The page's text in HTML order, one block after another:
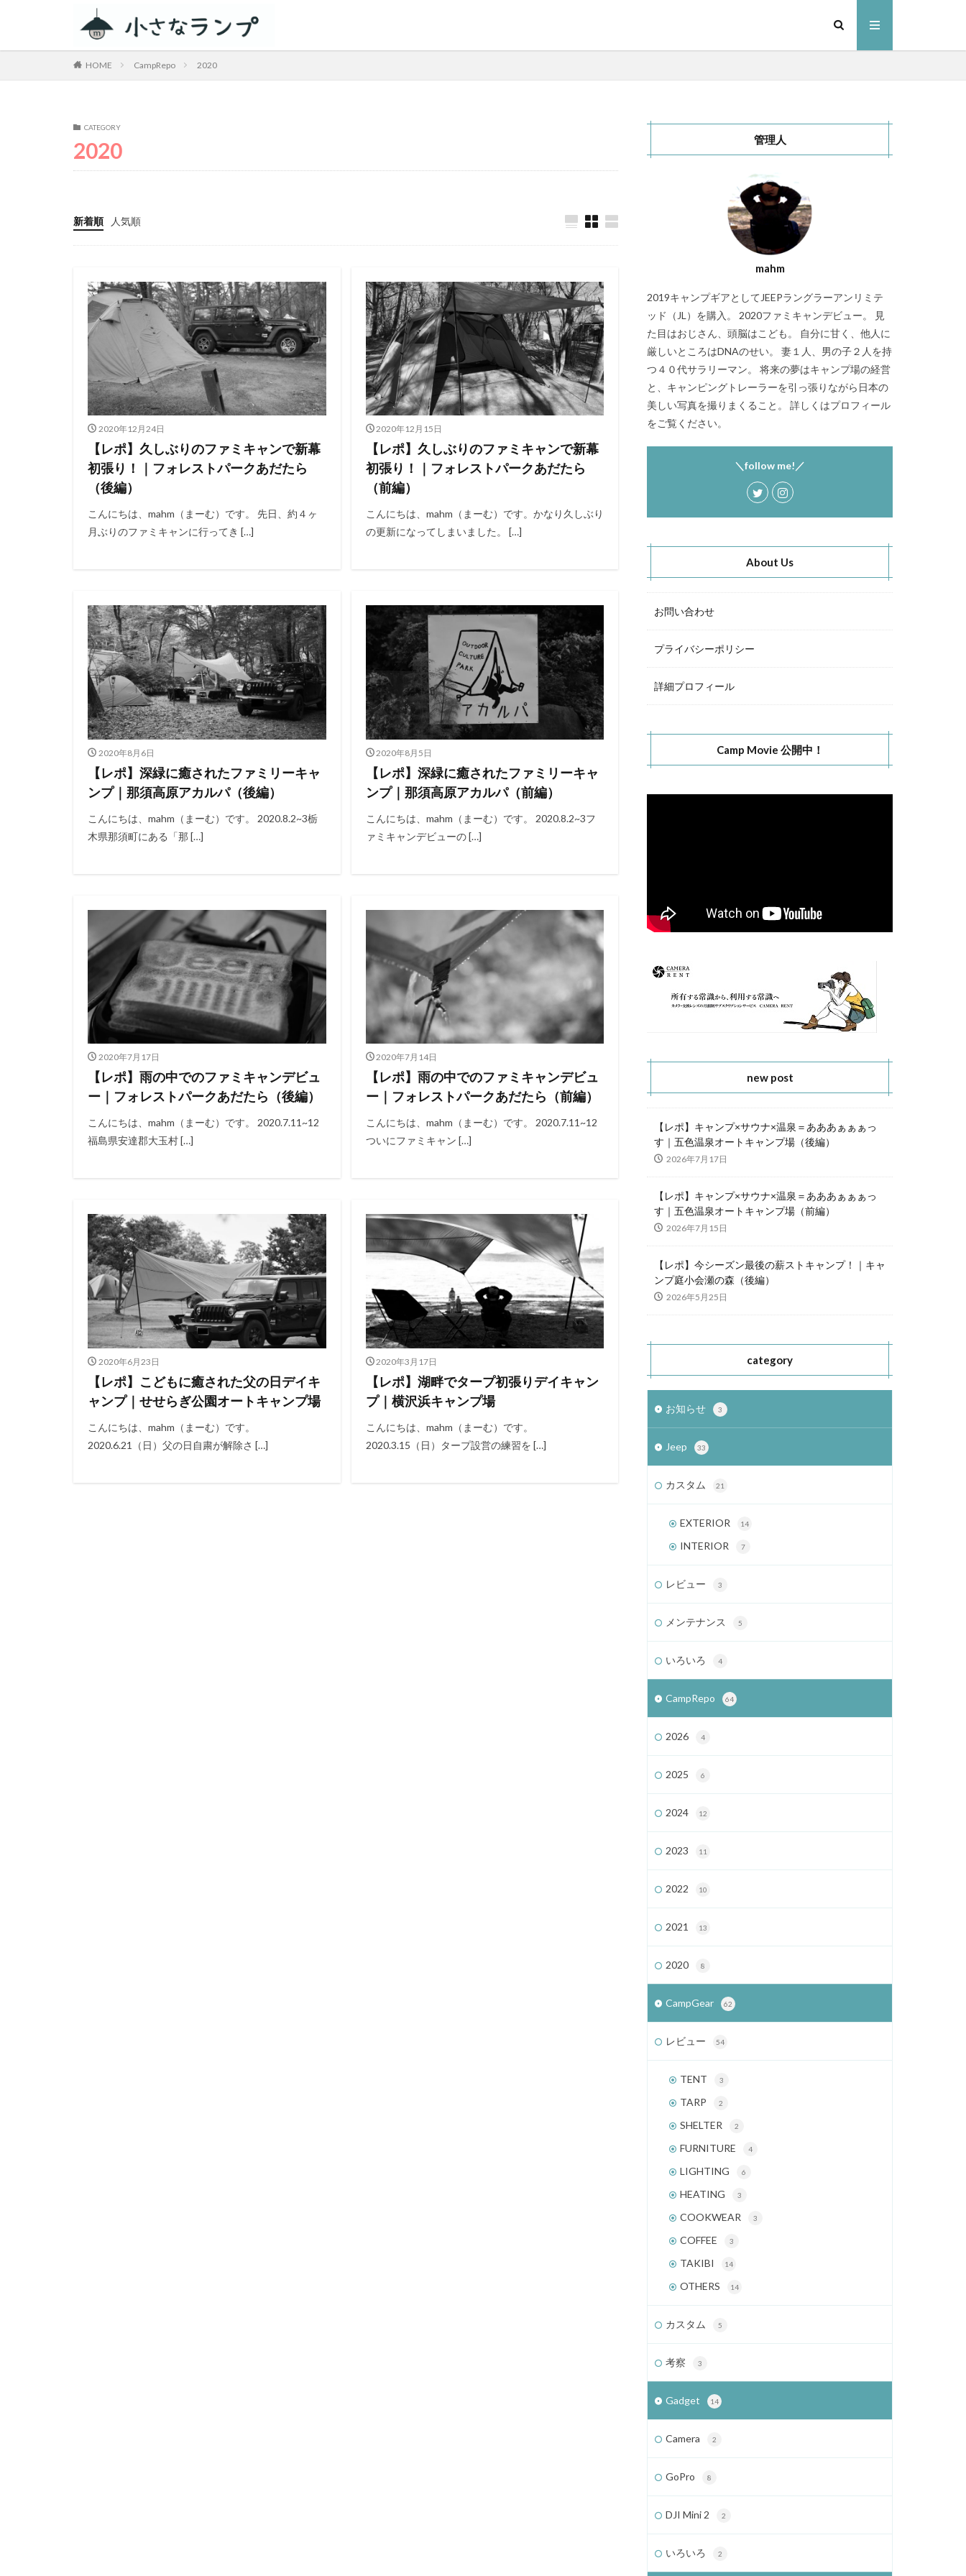
HOME CampRepo 2020
CATEGORY
2020
新着順 人気順
2020年12月24日
【レポ】久しぶりのファミキャンで新幕
初張り！｜フォレストパークあだたら
（後編）
こんにちは、mahm（まーむ）です。 先日、約４ヶ
月ぶりのファミキャンに行ってき […]
2020年12月15日
【レポ】久しぶりのファミキャンで新幕
初張り！｜フォレストパークあだたら
（前編）
こんにちは、mahm（まーむ）です。かなり久しぶり
の更新になってしまいました。 […]
2020年8月6日
【レポ】深緑に癒されたファミリーキャ
ンプ｜那須高原アカルパ（後編）
こんにちは、mahm（まーむ）です。 2020.8.2~3栃
木県那須町にある「那 […]
2020年8月5日
【レポ】深緑に癒されたファミリーキャ
ンプ｜那須高原アカルパ（前編）
こんにちは、mahm（まーむ）です。 2020.8.2~3フ
ァミキャンデビューの […]
2020年7月17日
【レポ】雨の中でのファミキャンデビュ
ー｜フォレストパークあだたら（後編）
こんにちは、mahm（まーむ）です。 2020.7.11~12
福島県安達郡大玉村 […]
2020年7月14日
【レポ】雨の中でのファミキャンデビュ
ー｜フォレストパークあだたら（前編）
こんにちは、mahm（まーむ）です。 2020.7.11~12
ついにファミキャン […]
2020年6月23日
【レポ】こどもに癒された父の日デイキ
ャンプ｜せせらぎ公園オートキャンプ場
こんにちは、mahm（まーむ）です。
2020.6.21（日）父の日自粛が解除さ […]
2020年3月17日
【レポ】湖畔でタープ初張りデイキャン
プ｜横沢浜キャンプ場
こんにちは、mahm（まーむ）です。
2020.3.15（日）タープ設営の練習を […]
管理人
mahm
2019キャンプギアとしてJEEPラングラーアンリミテ
ッド（JL）を購入。 2020ファミキャンデビュー。 見
た目はおじさん、頭脳はこども。 自分に甘く、他人に
厳しいところはDNAのせい。 妻１人、男の子２人を持
つ４０代サラリーマン。 将来の夢はキャンプ場の経営
と、キャンピングトレーラーを引っ張りながら日本の
美しい写真を撮りまくること。 詳しくはプロフィール
をご覧ください。
＼follow me!／
About Us
お問い合わせ
プライバシーポリシー
詳細プロフィール
Camp Movie 公開中！
new post
【レポ】キャンプ×サウナ×温泉＝あああぁぁぁっ
す｜五色温泉オートキャンプ場（後編）
2026年7月17日
【レポ】キャンプ×サウナ×温泉＝あああぁぁぁっ
す｜五色温泉オートキャンプ場（前編）
2026年7月15日
【レポ】今シーズン最後の薪ストキャンプ！｜キャ
ンプ庭小会瀬の森（後編）
2026年5月25日
category
お知らせ 3
Jeep 33
カスタム 21
EXTERIOR 14
INTERIOR 7
レビュー 3
メンテナンス 5
いろいろ 4
CampRepo 64
2026 4
2025 6
2024 12
2023 11
2022 10
2021 13
2020 8
CampGear 62
レビュー 54
TENT 3
TARP 2
SHELTER 2
FURNITURE 4
LIGHTING 6
HEATING 3
COOKWEAR 3
COFFEE 3
TAKIBI 14
OTHERS 14
カスタム 5
考察 3
Gadget 14
Camera 2
GoPro 8
DJI Mini 2 2
いろいろ 2
カテゴリー
龍の国オートキャンプ場
春キャンプ
RICOH GRⅢ 注意喚起 trip YouTube
ホップガーデンオートキャンプ場
キャンプグルメ
グランディ羽鳥湖スキーリゾート さゆりオートパーク
前が岳アウトドアパーク
GoPro
車検 海キャンプ 紅葉キャンプ 湖畔キャンプ タイヤ交換
かいぞくの森キャンプ場
キャンプ庭小会瀬の森
天神浜オートキャンプ場 秘境駅 キャンプギアレビュー
秋キャンプ
夏キャンプ
撮影レポ キャンプギアギアレビュー Anker Nebula Capsule 3
ROOTS CAMP SITE
りょうぜんこどもの村キャンプ場
開封 塩原グリーンビレッジ Anker
BUB RESORT Chosei Village
キャンプギアカスタム
薪ストーブ Nebula Capsule Ⅱ グランピング 購入
バランゲルドーム
せせらぎ公園オートキャンプ場
横沢浜キャンプ場 雨キャンプ 深緑キャンプ
雪中キャンプ
デイキャンプ レビュー まとめ ひとりごと